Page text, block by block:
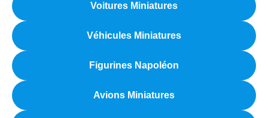
Voitures Miniatures
Véhicules Miniatures
Figurines Napoléon
Avions Miniatures